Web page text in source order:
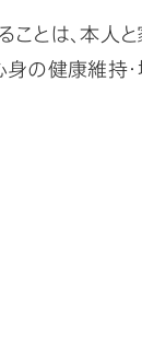
ことは、本人
の健康維持